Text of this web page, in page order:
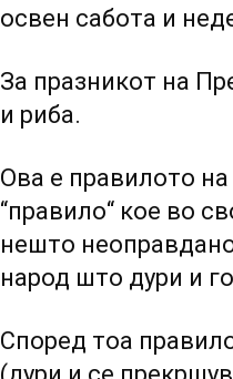
освен сабота и
За празникот на
и риба.
Ова е правилото
“правило“ кое во
нешто
народ што дури и
Според тоа